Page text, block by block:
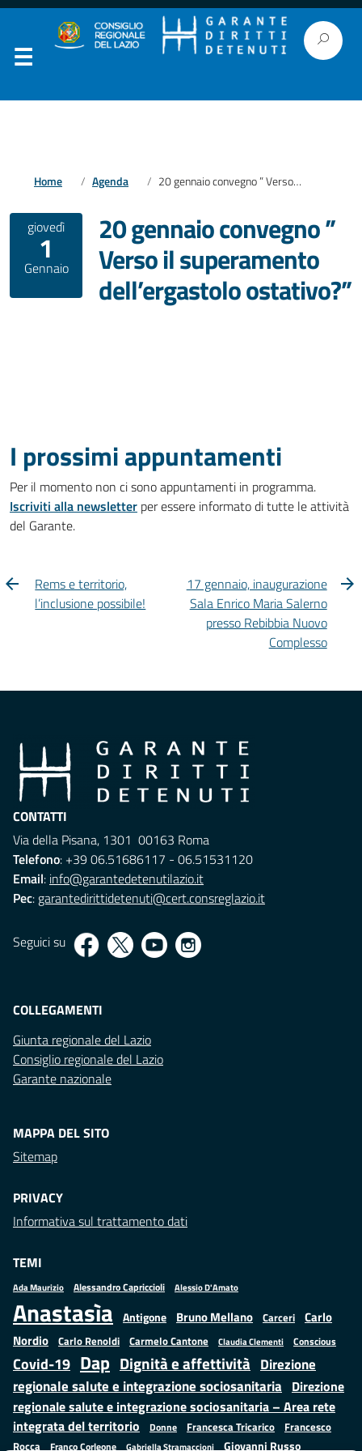
Home Agenda 20 gennaio convegno ” Verso il superamento dell’ergastolo ostativo?”
giovedì
1
Gennaio
20 gennaio convegno ”
Verso il superamento
dell’ergastolo ostativo?”
I prossimi appuntamenti
Per il momento non ci sono appuntamenti in programma.
Iscriviti alla newsletter per essere informato di tutte le attività
del Garante.
Rems e territorio,
l’inclusione possibile!
17 gennaio, inaugurazione
Sala Enrico Maria Salerno
presso Rebibbia Nuovo
Complesso
CONTATTI
Via della Pisana, 1301 00163 Roma
Telefono: +39 06.51686117 - 06.51531120
Email: info@garantedetenutilazio.it
Pec: garantedirittidetenuti@cert.consreglazio.it
Seguici su
COLLEGAMENTI
Giunta regionale del Lazio
Consiglio regionale del Lazio
Garante nazionale
MAPPA DEL SITO
Sitemap
PRIVACY
Informativa sul trattamento dati
TEMI
Ada Maurizio Alessandro Capriccioli Alessio D'Amato
Anastasìa Antigone Bruno Mellano Carceri
Carlo
Nordio Carlo Renoldi Carmelo Cantone Claudia Clementi Conscious
Covid-19 Dap Dignità e affettività Direzione
regionale salute e integrazione sociosanitaria Direzione
regionale salute e integrazione sociosanitaria – Area rete
integrata del territorio
Donne Francesca Tricarico
Francesco
Rocca
Franco Corleone Gabriella Stramaccioni Giovanni Russo